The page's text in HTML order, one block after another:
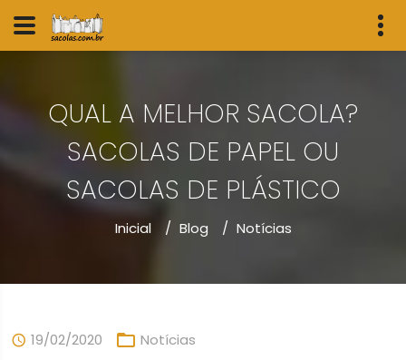
QUAL A MELHOR SACOLA?
SACOLAS DE PAPEL OU
SACOLAS DE PLÁSTICO
Inicial / Blog / Notícias
19/02/2020 Notícias